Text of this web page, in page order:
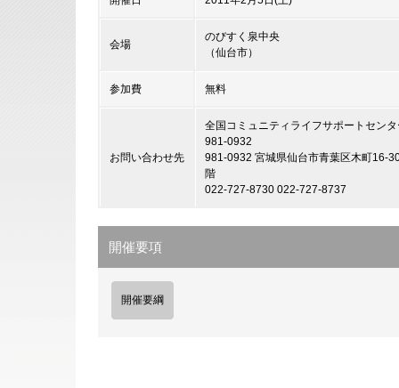
会場
のびすく泉中央
（仙台市）
参加費 無料
お問い合わせ先
全国コミュニティライフサポートセン
981-0932
981-0932 宮城県仙台市青葉区木町16-
階
022-727-8730 022-727-8737
開催要項
開催要綱